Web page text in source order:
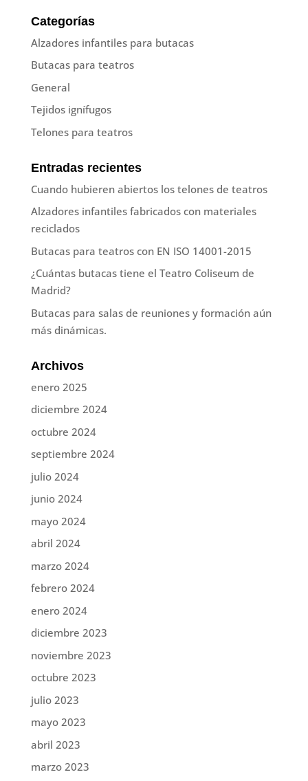
Categorías
Alzadores infantiles para butacas
Butacas para teatros
General
Tejidos ignífugos
Telones para teatros
Entradas recientes
Cuando hubieren abiertos los telones de teatros
Alzadores infantiles fabricados con materiales
reciclados
Butacas para teatros con EN ISO 14001-2015
¿Cuántas butacas tiene el Teatro Coliseum de
Madrid?
Butacas para salas de reuniones y formación aún
más dinámicas.
Archivos
enero 2025
diciembre 2024
octubre 2024
septiembre 2024
julio 2024
junio 2024
mayo 2024
abril 2024
marzo 2024
febrero 2024
enero 2024
diciembre 2023
noviembre 2023
octubre 2023
julio 2023
mayo 2023
abril 2023
marzo 2023